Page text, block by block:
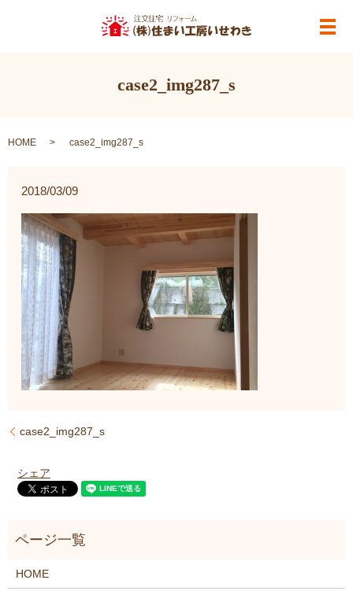
メ
case2_img287_s
HOME case2_img287_s
2018/03/09
case2_img287_s
シェア
HOME